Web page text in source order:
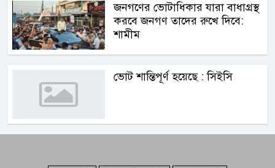
জনগণের ভোটাধিকার যারা বাধাগ্রস্থ
করবে জনগণ তাদের রুখে দিবে:
শামীম
ভোট শান্তিপূর্ণ হয়েছে : সিইসি